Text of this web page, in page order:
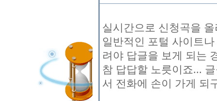
실시간으로 신청곡을
일반적인 포털 사이트
려야 답글을 보게 되는
참 답답할 노릇이죠...
서 전화에 손이 가게 되